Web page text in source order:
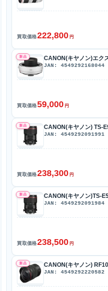
買取価格222,800 円
新品 CANON(キヤノン)エク
JAN: 4549292168044
買取価格59,000 円
新品 CANON(キヤノン) TS-
JAN: 4549292091991
買取価格238,300 円
新品 CANON(キヤノン)TS-
JAN: 4549292091984
買取価格238,500 円
新品 CANON(キヤノン)
JAN: 4549292220582